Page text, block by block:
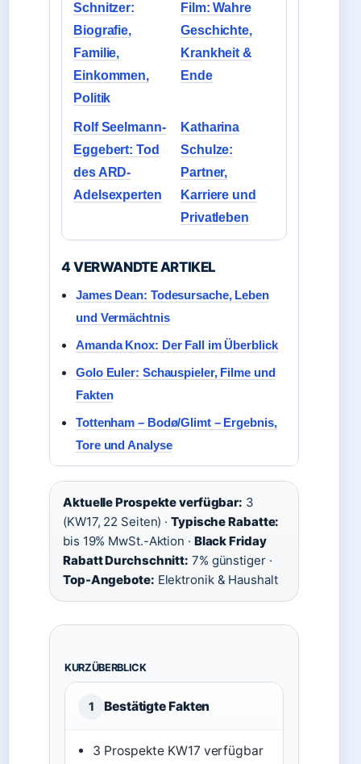
Schnitzer:
Biografie,
Familie,
Einkommen,
Politik
Film: Wahre
Geschichte,
Krankheit &
Ende
Rolf Seelmann-
Eggebert: Tod
des ARD-
Adelsexperten
Katharina
Schulze:
Partner,
Karriere und
Privatleben
4 VERWANDTE ARTIKEL
James Dean: Todesursache, Leben
und Vermächtnis
Amanda Knox: Der Fall im Überblick
Golo Euler: Schauspieler, Filme und
Fakten
Tottenham – Bodø/Glimt – Ergebnis,
Tore und Analyse
Aktuelle Prospekte verfügbar: 3
(KW17, 22 Seiten) ·Typische Rabatte:
bis 19% MwSt.-Aktion · Black Friday
Rabatt Durchschnitt: 7% günstiger ·
Top-Angebote: Elektronik & Haushalt
KURZÜBERBLICK
1 Bestätigte Fakten
3 Prospekte KW17 verfügbar